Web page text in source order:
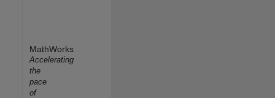
MathWorks
Accelerating
the
pace
of